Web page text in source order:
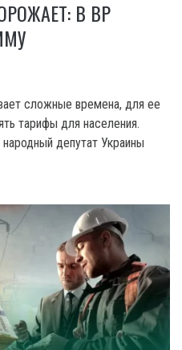
В ВР
сложные времена, для ее
тарифы для населения.
депутат Украины